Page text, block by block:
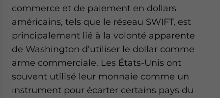
commerce et de paiement en dollars
américains, tels que le réseau SWIFT, est
principalement lié à la volonté apparente
de Washington d’utiliser le dollar comme
arme commerciale. Les États-Unis ont
souvent utilisé leur monnaie comme un
instrument pour écarter certains pays du